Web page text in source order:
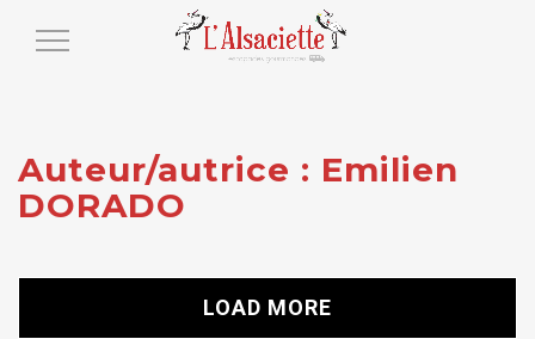
Toggle
Auteur/autrice : Emilien
DORADO
LOAD MORE